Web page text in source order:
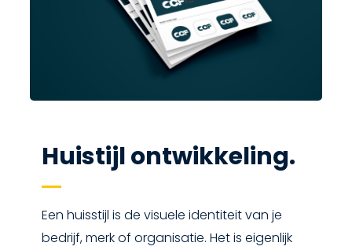
Huistijl ontwikkeling.
Een huisstijl is de visuele identiteit van je
bedrijf, merk of organisatie. Het is eigenlijk